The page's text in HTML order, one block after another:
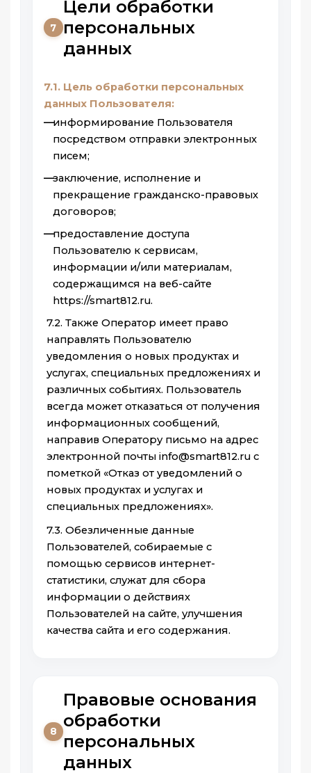
7
Цели обработки
персональных
данных
7.1. Цель обработки персональных
данных Пользователя:
информирование Пользователя
посредством отправки электронных
писем;
заключение, исполнение и
прекращение гражданско-правовых
договоров;
предоставление доступа
Пользователю к сервисам,
информации и/или материалам,
содержащимся на веб-сайте
https://smart812.ru.
7.2. Также Оператор имеет право
направлять Пользователю
уведомления о новых продуктах и
услугах, специальных предложениях и
различных событиях. Пользователь
всегда может отказаться от получения
информационных сообщений,
направив Оператору письмо на адрес
электронной почты info@smart812.ru с
пометкой «Отказ от уведомлений о
новых продуктах и услугах и
специальных предложениях».
7.3. Обезличенные данные
Пользователей, собираемые с
помощью сервисов интернет-
статистики, служат для сбора
информации о действиях
Пользователей на сайте, улучшения
качества сайта и его содержания.
8
Правовые основания
обработки
персональных
данных